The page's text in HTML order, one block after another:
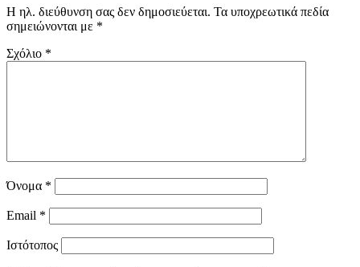
Η ηλ. διεύθυνση σας δεν δημοσιεύεται. Τα υποχρεωτικά πεδία
σημειώνονται με *
Σχόλιο *
Όνομα *
Email *
Ιστότοπος